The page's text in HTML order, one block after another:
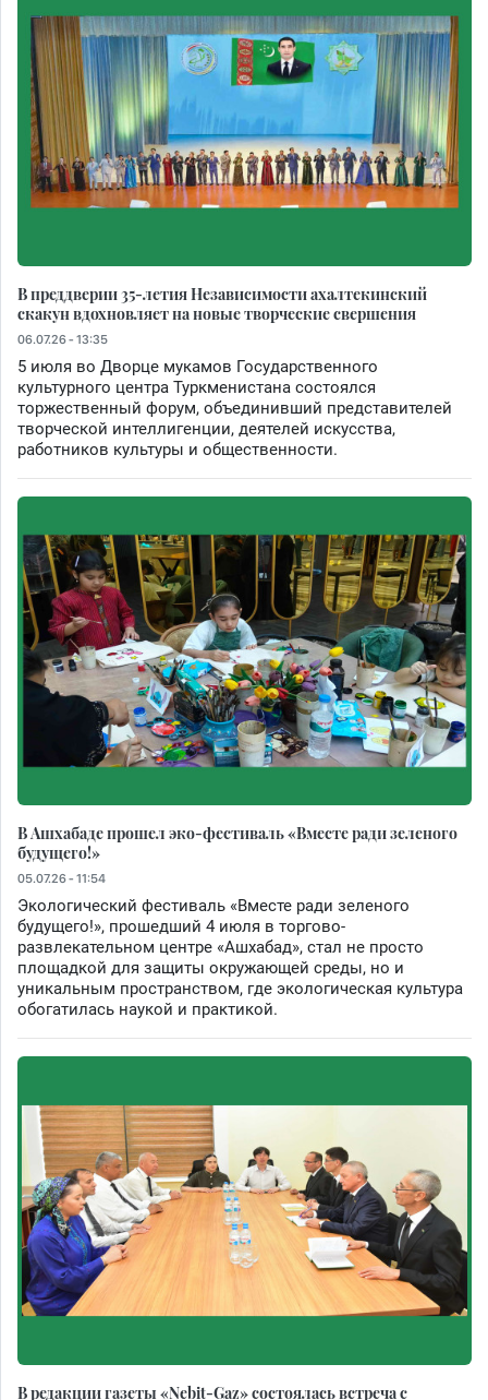
В преддверии 35-летия Независимости ахалтекинский
скакун вдохновляет на новые творческие свершения
06.07.26 - 13:35
5 июля во Дворце мукамов Государственного
культурного центра Туркменистана состоялся
торжественный форум, объединивший представителей
творческой интеллигенции, деятелей искусства,
работников культуры и общественности.
В Ашхабаде прошел эко-фестиваль «Вместе ради зеленого
будущего!»
05.07.26 - 11:54
Экологический фестиваль «Вместе ради зеленого
будущего!», прошедший 4 июля в торгово-
развлекательном центре «Ашхабад», стал не просто
площадкой для защиты окружающей среды, но и
уникальным пространством, где экологическая культура
обогатилась наукой и практикой.
В редакции газеты «Nebit-Gaz» состоялась встреча с